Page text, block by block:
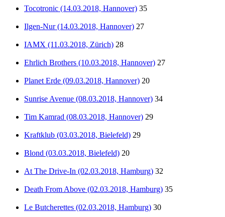
Tocotronic (14.03.2018, Hannover) 35
Ilgen-Nur (14.03.2018, Hannover) 27
IAMX (11.03.2018, Zürich) 28
Ehrlich Brothers (10.03.2018, Hannover) 27
Planet Erde (09.03.2018, Hannover) 20
Sunrise Avenue (08.03.2018, Hannover) 34
Tim Kamrad (08.03.2018, Hannover) 29
Kraftklub (03.03.2018, Bielefeld) 29
Blond (03.03.2018, Bielefeld) 20
At The Drive-In (02.03.2018, Hamburg) 32
Death From Above (02.03.2018, Hamburg) 35
Le Butcherettes (02.03.2018, Hamburg) 30